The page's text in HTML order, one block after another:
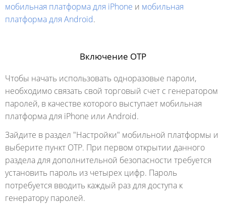
мобильная платформа для iPhone и мобильная
платформа для Android.
Включение OTP
Чтобы начать использовать одноразовые пароли,
необходимо связать свой торговый счет с генератором
паролей, в качестве которого выступает мобильная
платформа для iPhone или Android.
Зайдите в раздел "Настройки" мобильной платформы и
выберите пункт OTP. При первом открытии данного
раздела для дополнительной безопасности требуется
установить пароль из четырех цифр. Пароль
потребуется вводить каждый раз для доступа к
генератору паролей.